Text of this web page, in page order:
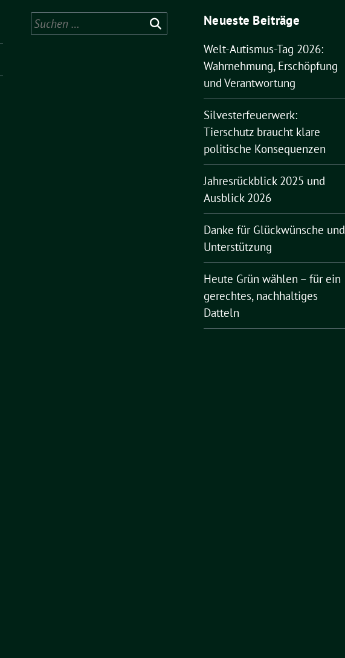
Suchen
nach:
Neueste Beiträge
Welt-Autismus-Tag 2026:
Wahrnehmung, Erschöpfung
und Verantwortung
Silvesterfeuerwerk:
Tierschutz braucht klare
politische Konsequenzen
Jahresrückblick 2025 und
Ausblick 2026
Danke für Glückwünsche und
Unterstützung
Heute Grün wählen – für ein
gerechtes, nachhaltiges
Datteln